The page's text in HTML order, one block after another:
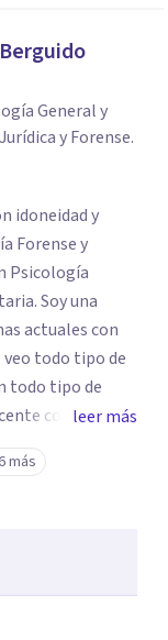
General y
y Forense.
idoneidad y
Forense y
Psicología
Soy una
actuales con
todo tipo de
todo tipo de
con
suicidas y
y
tranquilidad
de
trastornos y
leer más
más